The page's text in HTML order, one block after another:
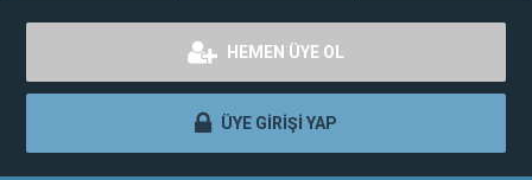
HEMEN ÜYE OL
ÜYE GİRİŞİ YAP